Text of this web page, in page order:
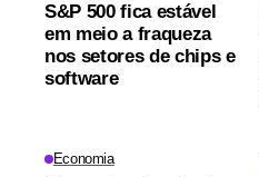
S&P 500 fica estável
em meio a fraqueza
nos setores de chips e
software
Economia